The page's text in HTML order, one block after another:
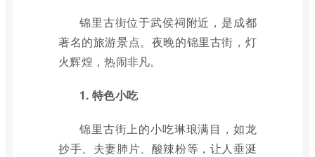
锦里古街位于武侯祠附近，是成都
著名的旅游景点。夜晚的锦里古街，灯
火辉煌，热闹非凡。
1. 特色小吃
锦里古街上的小吃琳琅满目，如龙
抄手、夫妻肺片、酸辣粉等，让人垂涎